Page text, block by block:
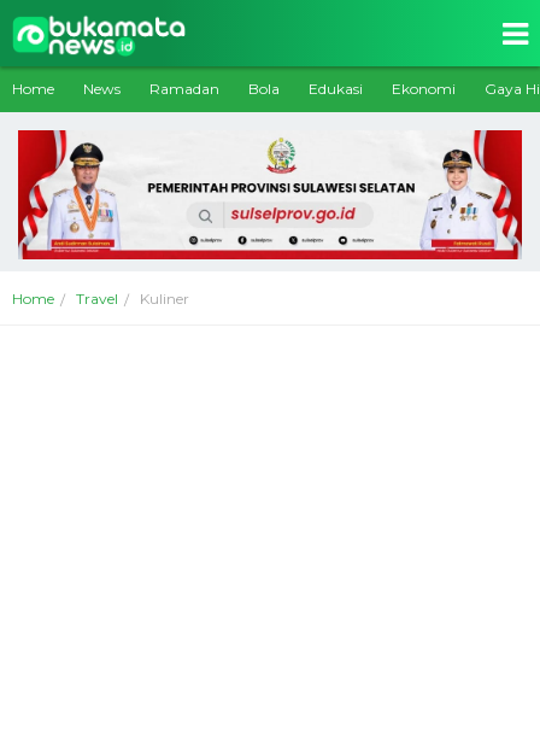
Home News Ramadan Bola Edukasi Ekonomi Gaya
Home Travel Kuliner